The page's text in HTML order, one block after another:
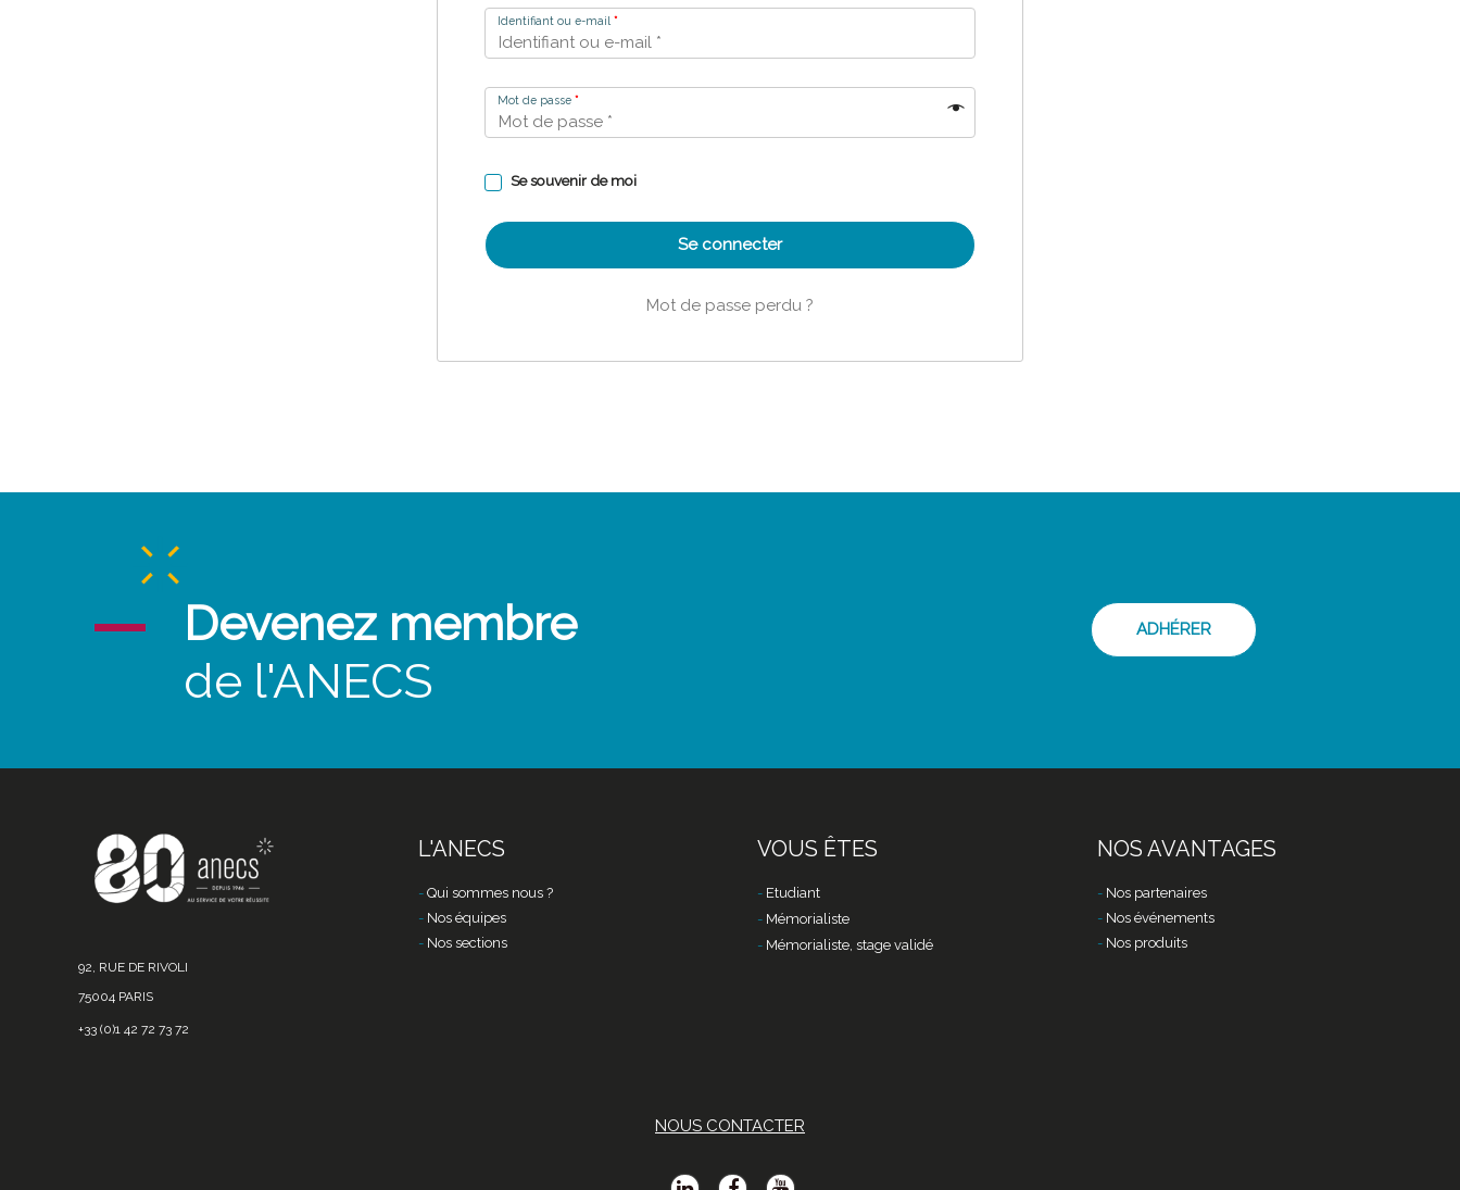
Identifiant ou e-mail *
Mot de passe *
Se souvenir de moi
Se connecter
Mot de passe perdu ?
Devenez membre
de l'ANECS
ADHÉRER
92, RUE DE RIVOLI
75004 PARIS
+33 (0)1 42 72 73 72
L'ANECS
Qui sommes nous ?
Nos équipes
Nos sections
VOUS ÊTES
Etudiant
Mémorialiste
Mémorialiste, stage validé
NOS AVANTAGES
Nos partenaires
Nos événements
Nos produits
NOUS CONTACTER